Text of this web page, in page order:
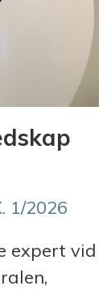
1/2026
expert vid